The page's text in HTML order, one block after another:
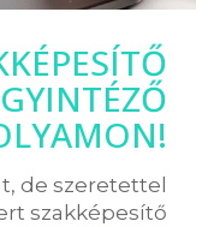
de szeretettel
szakképesítő